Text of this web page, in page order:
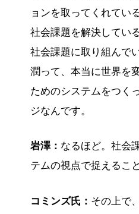
ョンを取ってくれてい
社会課題を解決してい
社会課題に取り組んで
潤って、本当に世界を
ためのシステムをつく
ジなんです。
岩澤： なるほど。社会
テムの視点で捉えるこ
コミンズ氏： その上で